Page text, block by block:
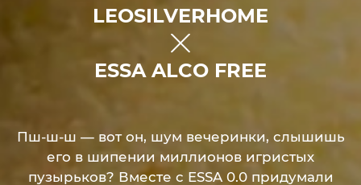
LEOSILVERHOME
ESSA ALCO FREE
Пш-ш-ш — вот он, шум вечеринки, слышишь
его в шипении миллионов игристых
пузырьков? Вместе с ESSA 0.0 придумали